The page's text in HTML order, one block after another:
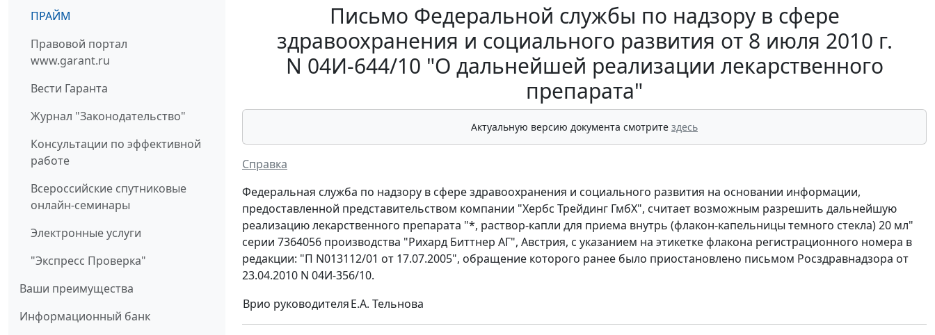
ПРАЙМ
Правовой портал
www.garant.ru
Вести Гаранта
Журнал "Законодательство"
Консультации по эффективной
работе
Всероссийские спутниковые
онлайн-семинары
Электронные услуги
"Экспресс Проверка"
Ваши преимущества
Информационный банк
Письмо Федеральной службы по надзору в сфере
здравоохранения и социального развития от 8 июля 2010 г.
N 04И-644/10 "О дальнейшей реализации лекарственного
препарата"
Актуальную версию документа смотрите здесь
Справка
Федеральная служба по надзору в сфере здравоохранения и социального развития на основании информации,
предоставленной представительством компании "Хербс Трейдинг ГмбХ", считает возможным разрешить дальнейшую
реализацию лекарственного препарата "*, раствор-капли для приема внутрь (флакон-капельницы темного стекла) 20 мл"
серии 7364056 производства "Рихард Биттнер АГ", Австрия, с указанием на этикетке флакона регистрационного номера в
редакции: "П N013112/01 от 17.07.2005", обращение которого ранее было приостановлено письмом Росздравнадзора от
23.04.2010 N 04И-356/10.
Врио руководителяЕ.А. Тельнова